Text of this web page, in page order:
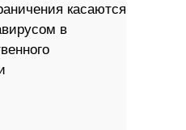
касаются
в